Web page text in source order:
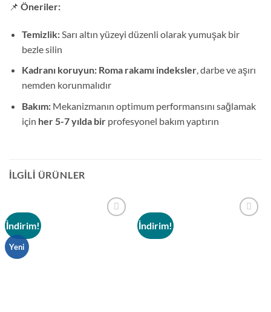
📌 Öneriler:
Temizlik:Sarı altın yüzeyi düzenli olarak yumuşak bir
bezle silin
Kadranı koruyun: Roma rakamı indeksler, darbe ve aşırı
nemden korunmalıdır
Bakım:Mekanizmanın optimum performansını sağlamak
için her 5-7 yılda birprofesyonel bakım yaptırın
İLGILI ÜRÜNLER
İndirim!
Yeni
İndirim!